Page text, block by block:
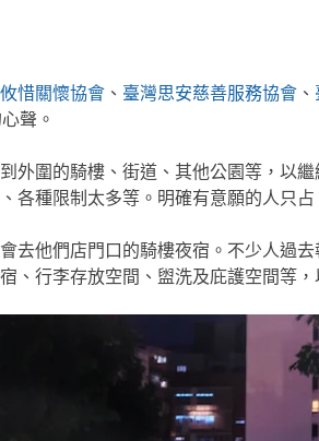
惜關懷協會 、 臺灣思安慈善服務協會 、
聲。
外圍的騎樓、街道、其他公園等，以
各種限制太多等。明確有意願的人只占
去他們店門口的騎樓夜宿。不少人過
、行李存放空間、盥洗及庇護空間等